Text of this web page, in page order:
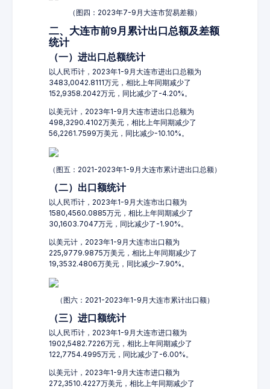
（图四：2023年7-9月大连市贸易差额）
二、大连市前9月累计出口总额及差额
统计
（一）进出口总额统计
以人民币计，2023年1-9月大连市进出口总额为
3483,0042.8111万元，相比上年同期减少了
152,9358.2042万元，同比减少了-4.20%。
以美元计，2023年1-9月大连市进出口总额为
498,3290.4102万美元，相比上年同期减少了
56,2261.7599万美元，同比减少-10.10%。
（图五：2021-2023年1-9月大连市累计进出口总额）
（二）出口额统计
以人民币计，2023年1-9月大连市出口额为
1580,4560.0885万元，相比上年同期减少了
30,1603.7047万元，同比减少了-1.90%。
以美元计，2023年1-9月大连市出口额为
225,9779.9875万美元，相比上年同期减少了
19,3532.4806万美元，同比减少-7.90%。
（图六：2021-2023年1-9月大连市累计出口额）
（三）进口额统计
以人民币计，2023年1-9月大连市进口额为
1902,5482.7226万元，相比上年同期减少了
122,7754.4995万元，同比减少了-6.00%。
以美元计，2023年1-9月大连市进口额为
272,3510.4227万美元，相比上年同期减少了